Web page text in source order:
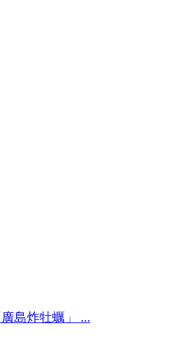
島炸牡蠣」 ...